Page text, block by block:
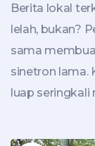
Berita lokal
lelah, bukan?
sama
sinetron lama.
luap